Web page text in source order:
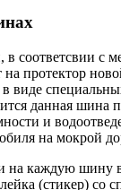
соответсвии с
на протектор
виде
данная шина
и
на мокрой
на каждую шину
(стикер) со